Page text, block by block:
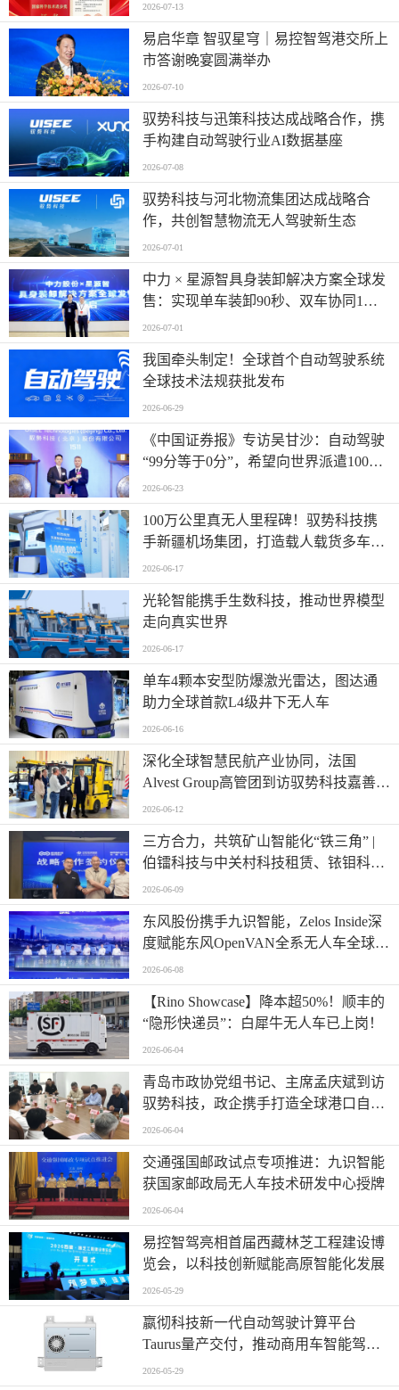
2026-07-13
易启华章 智驭星穹｜易控智驾港交所上
市答谢晚宴圆满举办
2026-07-10
驭势科技与迅策科技达成战略合作，携
手构建自动驾驶行业AI数据基座
2026-07-08
驭势科技与河北物流集团达成战略合
作，共创智慧物流无人驾驶新生态
2026-07-01
中力 × 星源智具身装卸解决方案全球发
售：实现单车装卸90秒、双车协同1分
钟
2026-07-01
我国牵头制定！全球首个自动驾驶系统
全球技术法规获批发布
2026-06-29
《中国证券报》专访吴甘沙：自动驾驶
“99分等于0分”，希望向世界派遣100万
名AI司机
2026-06-23
100万公里真无人里程碑！驭势科技携
手新疆机场集团，打造载人载货多车型
全场景运营标杆
2026-06-17
光轮智能携手生数科技，推动世界模型
走向真实世界
2026-06-17
单车4颗本安型防爆激光雷达，图达通
助力全球首款L4级井下无人车
2026-06-16
深化全球智慧民航产业协同，法国
Alvest Group高管团到访驭势科技嘉善研
发测试和应用创新中心
2026-06-12
三方合力，共筑矿山智能化“铁三角” |
伯镭科技与中关村科技租赁、铱钼科技
正式签署三方战略合作协议
2026-06-09
东风股份携手九识智能，Zelos Inside深
度赋能东风OpenVAN全系无人车全球首
发
2026-06-08
【Rino Showcase】降本超50%！顺丰的
“隐形快递员”：白犀牛无人车已上岗！
2026-06-04
青岛市政协党组书记、主席孟庆斌到访
驭势科技，政企携手打造全球港口自动
驾驶应用样板
2026-06-04
交通强国邮政试点专项推进：九识智能
获国家邮政局无人车技术研发中心授牌
2026-06-04
易控智驾亮相首届西藏林芝工程建设博
览会，以科技创新赋能高原智能化发展
2026-05-29
嬴彻科技新一代自动驾驶计算平台
Taurus量产交付，推动商用车智能驾驶
加速渗透
2026-05-29